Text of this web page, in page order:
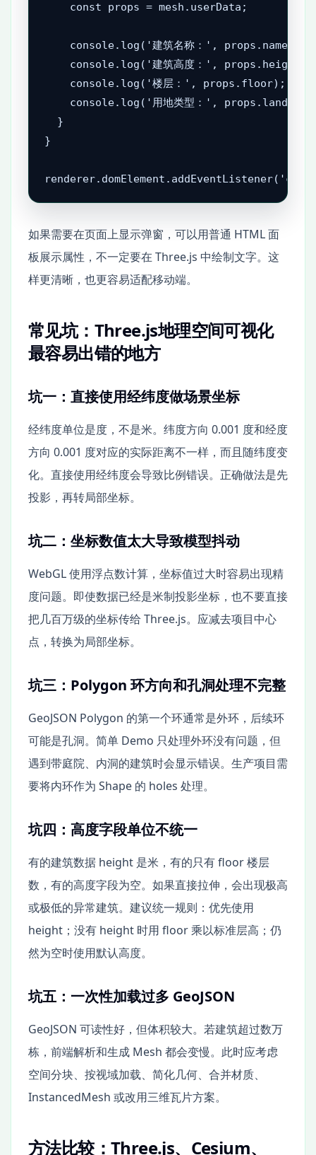
    const props = mesh.userData;
    console.log('建筑名称：', props.name);
    console.log('建筑高度：', props.height);
    console.log('楼层：', props.floor);
console.log('用地类型：',
  }
}
如果需要在页面上显示弹窗，可以用普通 HTML 面
板展示属性，不一定要在 Three.js 中绘制文字。这
样更清晰，也更容易适配移动端。
常见坑：Three.js地理空间可视化
最容易出错的地方
坑一：直接使用经纬度做场景坐标
经纬度单位是度，不是米。纬度方向 0.001 度和经度
方向 0.001 度对应的实际距离不一样，而且随纬度变
化。直接使用经纬度会导致比例错误。正确做法是先
投影，再转局部坐标。
坑二：坐标数值太大导致模型抖动
WebGL 使用浮点数计算，坐标值过大时容易出现精
度问题。即使数据已经是米制投影坐标，也不要直接
把几百万级的坐标传给 Three.js。应减去项目中心
点，转换为局部坐标。
坑三：Polygon 环方向和孔洞处理不完整
GeoJSON Polygon 的第一个环通常是外环，后续环
可能是孔洞。简单 Demo 只处理外环没有问题，但
遇到带庭院、内洞的建筑时会显示错误。生产项目需
要将内环作为 Shape 的 holes 处理。
坑四：高度字段单位不统一
有的建筑数据 height 是米，有的只有 floor 楼层
数，有的高度字段为空。如果直接拉伸，会出现极高
或极低的异常建筑。建议统一规则：优先使用
height；没有 height 时用 floor 乘以标准层高；仍
然为空时使用默认高度。
坑五：一次性加载过多 GeoJSON
GeoJSON 可读性好，但体积较大。若建筑超过数万
栋，前端解析和生成 Mesh 都会变慢。此时应考虑
空间分块、按视域加载、简化几何、合并材质、
InstancedMesh 或改用三维瓦片方案。
方法比较：Three.js、Cesium、